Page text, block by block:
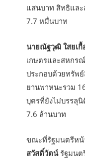
แสนบาท สิทธิแล
7.7 หมื่นบาท
นายณัฐวุฒิ ใสยเกื้
เกษตรและสหกร
ประกอบด้วยทรัพ
ยานพาหนะรวม
บุตรที่ยังไม่บรรลุ
7.6 ล้านบาท
ขณะที่รัฐมนตรีหน้
สวัสดิ์วัตน์รัฐมนต